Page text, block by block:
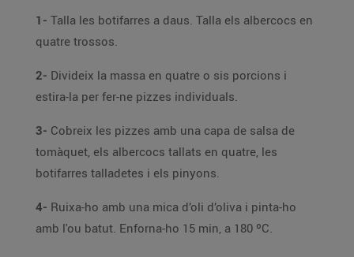
1- Talla les botifarres a daus. Talla els albercocs en
quatre trossos.
2- Divideix la massa en quatre o sis porcions i
estira-la per fer-ne pizzes individuals.
3- Cobreix les pizzes amb una capa de salsa de
tomàquet, els albercocs tallats en quatre, les
botifarres talladetes i els pinyons.
4- Ruixa-ho amb una mica d’oli d’oliva i pinta-ho
amb l'ou batut. Enforna-ho 15 min, a 180 ºC.